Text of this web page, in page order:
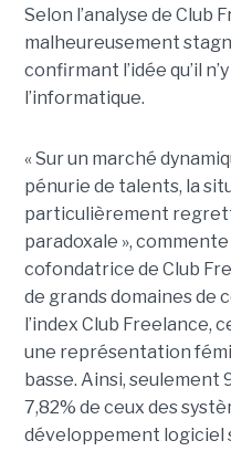
Selon l’analyse de Club
malheureusement
confirmant l’idée qu’il
l’informatique.
« Sur un marché
pénurie de talents, la
particulièrement
paradoxale »,
cofondatrice de Club
de grands domaines de
l’index Club Freelance,
une représentation
basse. Ainsi, seulement
7,82% de ceux des
développement logiciel